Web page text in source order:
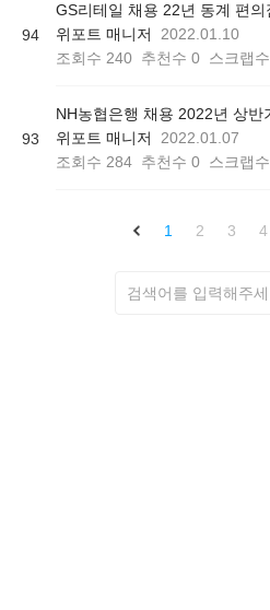
94
위포트 매니저
2022.01.10
조회수 240 추천수 0 스크랩수
93
위포트 매니저
2022.01.07
조회수 284 추천수 0 스크랩수
1 2 3 4